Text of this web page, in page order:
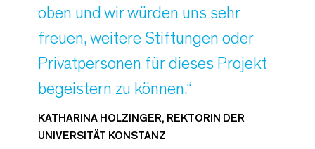
oben und wir würden uns sehr
freuen, weitere Stiftungen oder
Privatpersonen für dieses Projekt
begeistern zu können.“
KATHARINA HOLZINGER, REKTORIN DER
UNIVERSITÄT KONSTANZ